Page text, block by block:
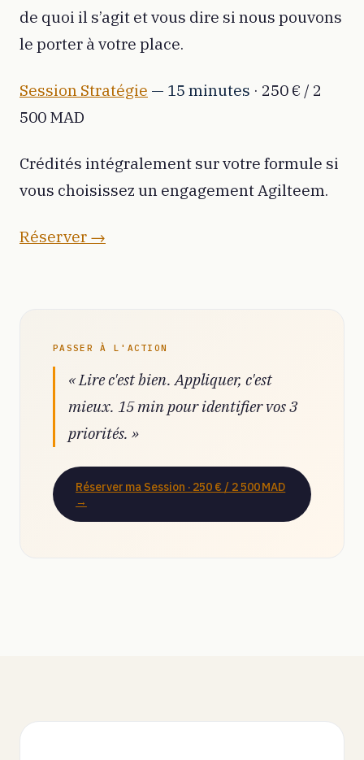
de quoi il s’agit et vous dire si nous pouvons
le porter à votre place.
Session Stratégie — 15 minutes · 250 € / 2
500 MAD
Crédités intégralement sur votre formule si
vous choisissez un engagement Agilteem.
Réserver →
PASSER À L'ACTION
« Lire c'est bien. Appliquer, c'est
mieux. 15 min pour identifier vos 3
priorités. »
Réserver ma Session · 250 € / 2 500 MAD
→